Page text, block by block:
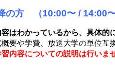
の方 （10:00〜 / 14:00〜
はわかっているから、具体的
要や学費、放送大学の単位互
内容についての説明は行いませ